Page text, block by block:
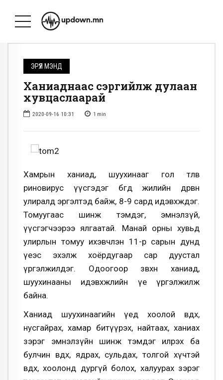
ЭРҮҮЛ МЭНД
Ханиаднаас сэргийлж дулаан
хувцаслаарай
2020-09-16 10:31 1 min
Хамрын ханиад, шуухинааг гол төлөв
риновирус үүсгэдэг бөгөөд жилийн дөрвөн
улиралд эргэлтэд байж, 8-9 сард идэвхждэг.
Томуугаас шинж тэмдэг, эмнэлзүй,
үүсгэгчээрээ ялгаатай. Манай орны хувьд
улирлын томуу ихэвчлэн 11-р сарын дунд
үеэс эхэлж хоёрдугаар сар дуустал
үргэлжилдэг. Одоогоор зөвхөн ханиад,
шуухинааны идэвхжлийн үе үргэлжилж
байна.
Ханиад шуухинаагийн үед хоолой өвдөх,
нусгайрах, хамар битүүрэх, найтаах, ханиах
зэрэг эмнэлзүйн шинж тэмдэг илрэх ба
булчин өвдөх, ядрах, сульдах, толгой хүчтэй
өвдөх, хоолонд дургүй болох, халуурах зэрэг